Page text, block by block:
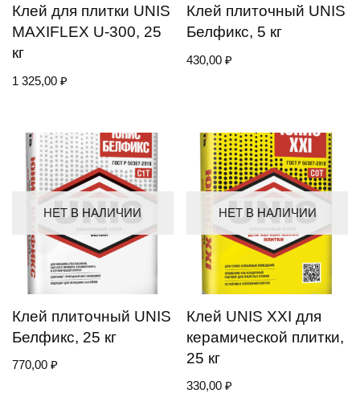
Клей для плитки UNIS
MAXIFLEX U-300, 25
кг
1 325,00 ₽
Клей плиточный UNIS
Белфикс, 5 кг
430,00₽
НЕТ В НАЛИЧИИ
Клей плиточный UNIS
Белфикс, 25 кг
770,00 ₽
НЕТ В НАЛИЧИИ
Клей UNIS XXI для
керамической плитки,
25 кг
330,00₽